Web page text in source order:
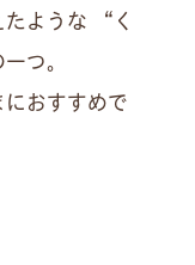
たような “く
つ。
おすすめで